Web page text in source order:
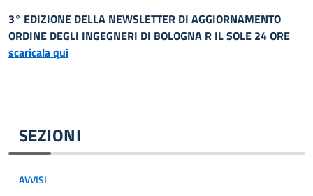
SEZIONI
AVVISI
3° EDIZIONE DELLA NEWSLETTER DI AGGIORNAMENTO
ORDINE DEGLI INGEGNERI DI BOLOGNA R IL SOLE 24 ORE
scaricala qui